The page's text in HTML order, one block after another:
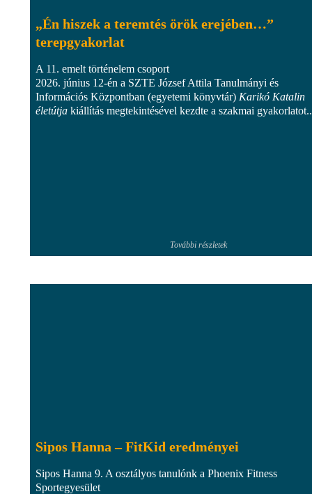
„Én hiszek a teremtés örök erejében…”
terepgyakorlat
A 11. emelt történelem csoport
2026. június 12-én a SZTE József Attila Tanulmányi és
Információs Központban (egyetemi könyvtár) Karikó Katalin
életútja kiállítás megtekintésével kezdte a szakmai
További részletek
Sipos Hanna – FitKid eredményei
Sipos Hanna 9. A osztályos tanulónk a Phoenix Fitness
Sportegyesület